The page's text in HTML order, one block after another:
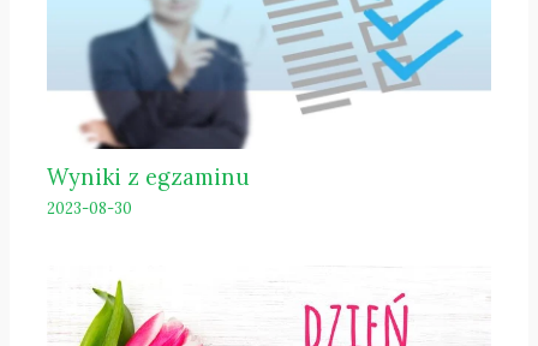
Wyniki z egzaminu
2023-08-30